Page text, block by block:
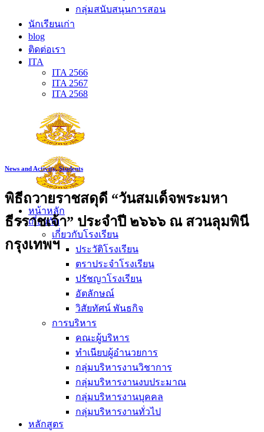
กลุ่มสนับสนุนการสอน
นักเรียนเก่า
blog
ติดต่อเรา
ITA
ITA 2566
ITA 2567
ITA 2568
หน้าหลัก
เกี่ยวกับ
เกี่ยวกับโรงเรียน
ประวัติโรงเรียน
ตราประจำโรงเรียน
ปรัชญาโรงเรียน
อัตลักษณ์
วิสัยทัศน์ พันธกิจ
การบริหาร
คณะผู้บริหาร
ทำเนียบผู้อำนวยการ
กลุ่มบริหารงานวิชาการ
กลุ่มบริหารงานงบประมาณ
กลุ่มบริหารงานบุคคล
กลุ่มบริหารงานทั่วไป
หลักสูตร
News and Activity,Students
พิธีถวายราชสดุดี “วันสมเด็จพระมหา
ธีรราชเจ้า” ประจำปี ๒๖๖๖ ณ สวนลุมพินี
กรุงเทพฯ